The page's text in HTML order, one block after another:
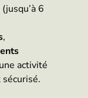
(jusqu’à 6
,
activité